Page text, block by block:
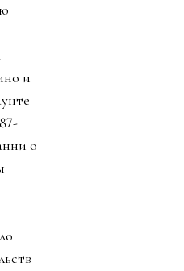
и
о